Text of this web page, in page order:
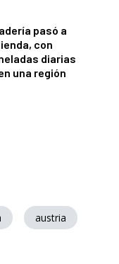
pasó a
con
diarias
una región
austria